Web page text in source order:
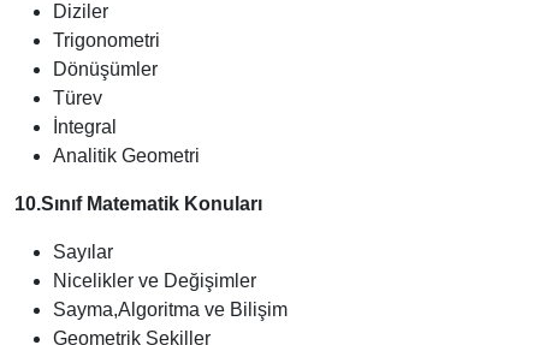
Diziler
Trigonometri
Dönüşümler
Türev
İntegral
Analitik Geometri
10.Sınıf Matematik Konuları
Sayılar
Nicelikler ve Değişimler
Sayma,Algoritma ve Bilişim
Geometrik Şekiller